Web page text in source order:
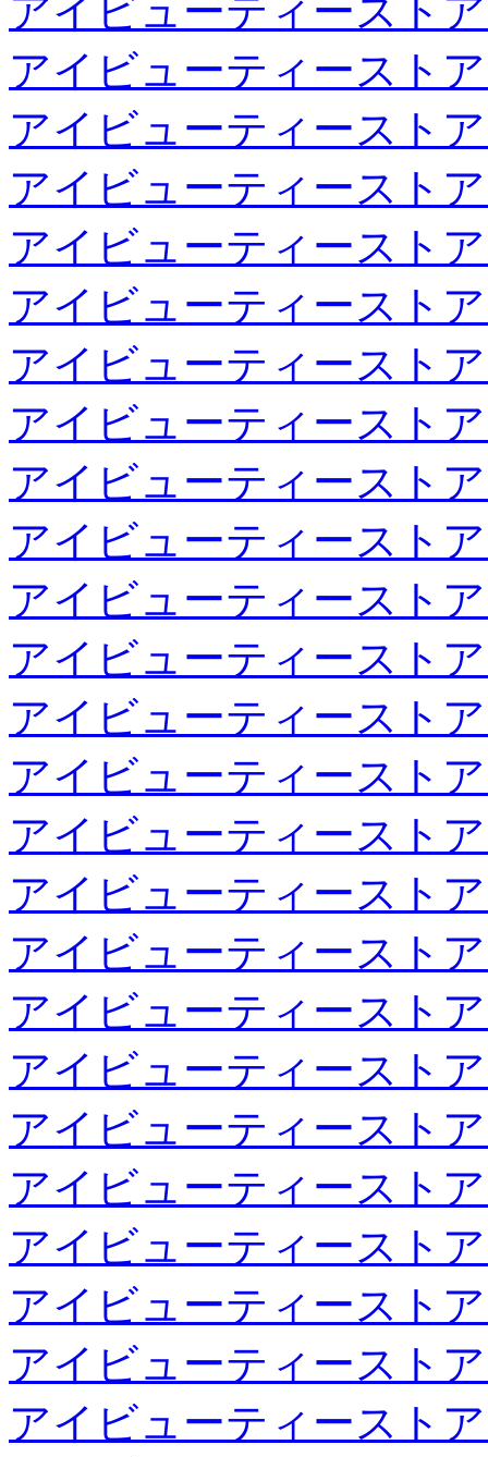
アイビューティースト
アイビューティースト
アイビューティースト
アイビューティースト
アイビューティースト
アイビューティースト
アイビューティースト
アイビューティースト
アイビューティースト
アイビューティースト
アイビューティースト
アイビューティースト
アイビューティースト
アイビューティースト
アイビューティースト
アイビューティースト
アイビューティースト
アイビューティースト
アイビューティースト
アイビューティースト
アイビューティースト
アイビューティースト
アイビューティースト
アイビューティースト
アイビューティースト